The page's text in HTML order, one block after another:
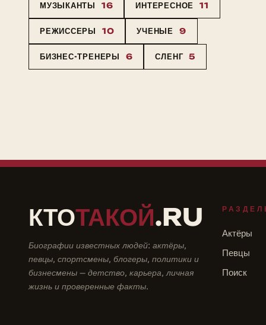
МУЗЫКАНТЫ 16 ИНТЕРЕСНОЕ 11
РЕЖИССЕРЫ 10 УЧЕНЫЕ 9
БИЗНЕС-ТРЕНЕРЫ 6 СЛЕНГ 5
КТОТАКОЙ.RU
Биографии известных людей: актёры,
певцы, спортсмены, блогеры, политики и
бизнесмены — детство, карьера, личная
жизнь и проверенные факты.
Актёры
Певцы
Поиск